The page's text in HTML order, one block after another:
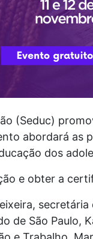
(Seduc)
abordará as
dos
e obter a
secretária
de São Paulo,